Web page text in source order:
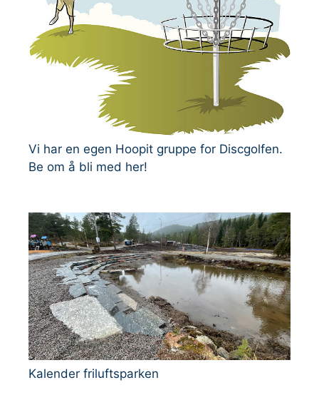
Vi har en egen Hoopit gruppe for Discgolfen.
Be om å bli med her!
Kalender friluftsparken